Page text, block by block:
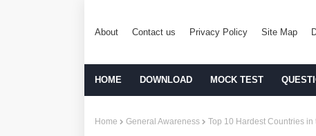
About Contact us Privacy Policy Site Map
HOME DOWNLOAD MOCK TEST
Home General Awareness Top 10 Hardest Countries